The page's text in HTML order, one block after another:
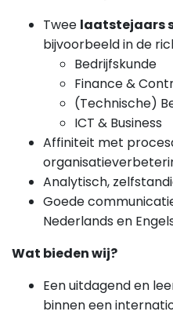
Twee laatstejaars
bijvoorbeeld in de
Bedrijfskunde
Finance &
(Technische)
ICT & Business
Affiniteit met
Analytisch,
Goede
Nederlands en
Wat bieden wij?
Een uitdagend en
binnen een